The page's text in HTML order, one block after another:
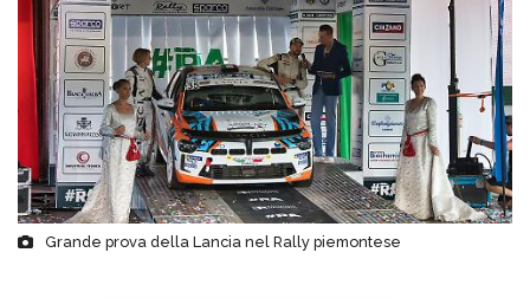
Grande prova della Lancia nel Rally piemontese